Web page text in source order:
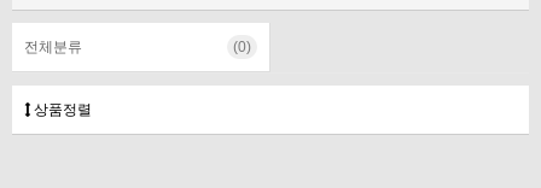
전체분류 (0)
상품정렬